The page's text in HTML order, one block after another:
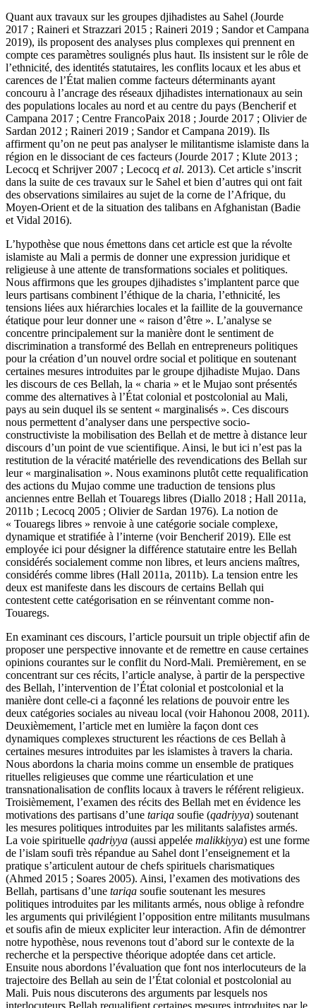
Quant aux travaux sur les groupes djihadistes au Sahel (Jourde
2017 ; Raineri et Strazzari 2015 ; Raineri 2019 ; Sandor et Campana
2019), ils proposent des analyses plus complexes qui prennent en
compte ces paramètres soulignés plus haut. Ils insistent sur le rôle de
l’ethnicité, des identités statutaires, les conflits locaux et les abus et
carences de l’État malien comme facteurs déterminants ayant
concouru à l’ancrage des réseaux djihadistes internationaux au sein
des populations locales au nord et au centre du pays (Bencherif et
Campana 2017 ; Centre FrancoPaix 2018 ; Jourde 2017 ; Olivier de
Sardan 2012 ; Raineri 2019 ; Sandor et Campana 2019). Ils
affirment qu’on ne peut pas analyser le militantisme islamiste dans la
région en le dissociant de ces facteurs (Jourde 2017 ; Klute 2013 ;
Lecocq et Schrijver 2007 ; Lecocq et al. 2013). Cet article s’inscrit
dans la suite de ces travaux sur le Sahel et bien d’autres qui ont fait
des observations similaires au sujet de la corne de l’Afrique, du
Moyen-Orient et de la situation des talibans en Afghanistan (Badie
et Vidal 2016).
L’hypothèse que nous émettons dans cet article est que la révolte
islamiste au Mali a permis de donner une expression juridique et
religieuse à une attente de transformations sociales et politiques.
Nous affirmons que les groupes djihadistes s’implantent parce que
leurs partisans combinent l’éthique de la charia, l’ethnicité, les
tensions liées aux hiérarchies locales et la faillite de la gouvernance
étatique pour leur donner une « raison d’être ». L’analyse se
concentre principalement sur la manière dont le sentiment de
discrimination a transformé des Bellah en entrepreneurs politiques
pour la création d’un nouvel ordre social et politique en soutenant
certaines mesures introduites par le groupe djihadiste Mujao. Dans
les discours de ces Bellah, la « charia » et le Mujao sont présentés
comme des alternatives à l’État colonial et postcolonial au Mali,
pays au sein duquel ils se sentent « marginalisés ». Ces discours
nous permettent d’analyser dans une perspective socio-
constructiviste la mobilisation des Bellah et de mettre à distance leur
discours d’un point de vue scientifique. Ainsi, le but ici n’est pas la
restitution de la véracité matérielle des revendications des Bellah sur
leur « marginalisation ». Nous examinons plutôt cette requalification
des actions du Mujao comme une traduction de tensions plus
anciennes entre Bellah et Touaregs libres (Diallo 2018 ; Hall 2011a,
2011b ; Lecocq 2005 ; Olivier de Sardan 1976). La notion de
« Touaregs libres » renvoie à une catégorie sociale complexe,
dynamique et stratifiée à l’interne (voir Bencherif 2019). Elle est
employée ici pour désigner la différence statutaire entre les Bellah
considérés socialement comme non libres, et leurs anciens maîtres,
considérés comme libres (Hall 2011a, 2011b). La tension entre les
deux est manifeste dans les discours de certains Bellah qui
contestent cette catégorisation en se réinventant comme non-
Touaregs.
En examinant ces discours, l’article poursuit un triple objectif afin de
proposer une perspective innovante et de remettre en cause certaines
opinions courantes sur le conflit du Nord-Mali. Premièrement, en se
concentrant sur ces récits, l’article analyse, à partir de la perspective
des Bellah, l’intervention de l’État colonial et postcolonial et la
manière dont celle-ci a façonné les relations de pouvoir entre les
deux catégories sociales au niveau local (voir Hahonou 2008, 2011).
Deuxièmement, l’article met en lumière la façon dont ces
dynamiques complexes structurent les réactions de ces Bellah à
certaines mesures introduites par les islamistes à travers la charia.
Nous abordons la charia moins comme un ensemble de pratiques
rituelles religieuses que comme une réarticulation et une
transnationalisation de conflits locaux à travers le référent religieux.
Troisièmement, l’examen des récits des Bellah met en évidence les
motivations des partisans d’une tariqa soufie (qadriyya) soutenant
les mesures politiques introduites par les militants salafistes armés.
La voie spirituelle qadriyya (aussi appelée malikkiyya) est une forme
de l’islam soufi très répandue au Sahel dont l’enseignement et la
pratique s’articulent autour de chefs spirituels charismatiques
(Ahmed 2015 ; Soares 2005). Ainsi, l’examen des motivations des
Bellah, partisans d’une tariqa soufie soutenant les mesures
politiques introduites par les militants armés, nous oblige à refondre
les arguments qui privilégient l’opposition entre militants musulmans
et soufis afin de mieux expliciter leur interaction. Afin de démontrer
notre hypothèse, nous revenons tout d’abord sur le contexte de la
recherche et la perspective théorique adoptée dans cet article.
Ensuite nous abordons l’évaluation que font nos interlocuteurs de la
trajectoire des Bellah au sein de l’État colonial et postcolonial au
Mali. Puis nous discuterons des arguments par lesquels nos